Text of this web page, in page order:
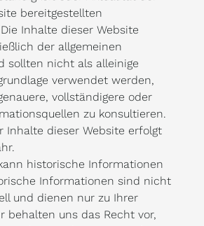
bereitgestellten
Inhalte dieser Website
der allgemeinen
sollten nicht als alleinige
verwendet werden,
vollständigere oder
zu konsultieren.
Inhalte dieser Website erfolgt
historische Informationen
Informationen sind nicht
und dienen nur zu Ihrer
behalten uns das Recht vor,